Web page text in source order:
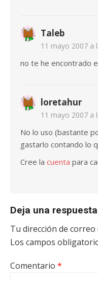
Taleb
11 mayo 2007 a
no te he encontrado
loretahur
11 mayo 2007 a
No lo uso (bastante
gastarlo contando lo
Cree la cuenta para
Deja una respuesta
Tu dirección de
Los campos
Comentario *